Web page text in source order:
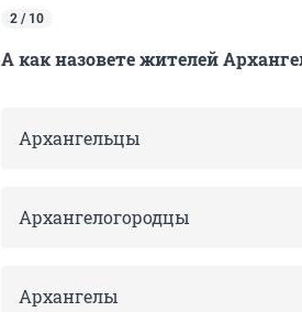
2 / 10
А как назовете жителей
Архангельцы
Архангелогородцы
Архангелы